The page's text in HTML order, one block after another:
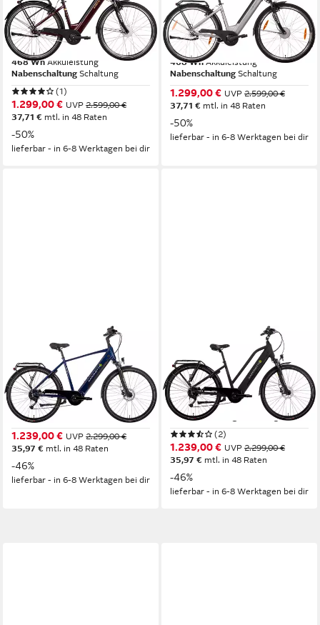
Comfort Plus 5.0 E-Bike
Damen 28 Zoll
Frontmotor
468 Wh Akkuleistung
Nabenschaltung Schaltung
(1)
1.299,00 € UVP 2.599,00 €
37,71 € mtl. in 48 Raten
-50%
lieferbar - in 6-8 Werktagen bei dir
Comfort Plus 5.0 E-Bike
Damen 28 Zoll
Frontmotor
468 Wh Akkuleistung
Nabenschaltung Schaltung
1.299,00 € UVP 2.599,00 €
37,71 € mtl. in 48 Raten
-50%
lieferbar - in 6-8 Werktagen bei dir
SAXONETTE
E-Bike Cityrad Deluxe Sport
Man
Mittelmotor Motor
418 Wh Akkuleistung
Kettenschaltung
Schaltung
1.239,00 € UVP 2.299,00 €
35,97 € mtl. in 48 Raten
-46%
lieferbar - in 6-8 Werktagen bei dir
SAXONETTE
E-Bike Cityrad Deluxe Sport
Lady
Mittelmotor Motor
418 Wh Akkuleistung
Kettenschaltung
Schaltung
(2)
1.239,00 € UVP 2.299,00 €
35,97 € mtl. in 48 Raten
-46%
lieferbar - in 6-8 Werktagen bei dir